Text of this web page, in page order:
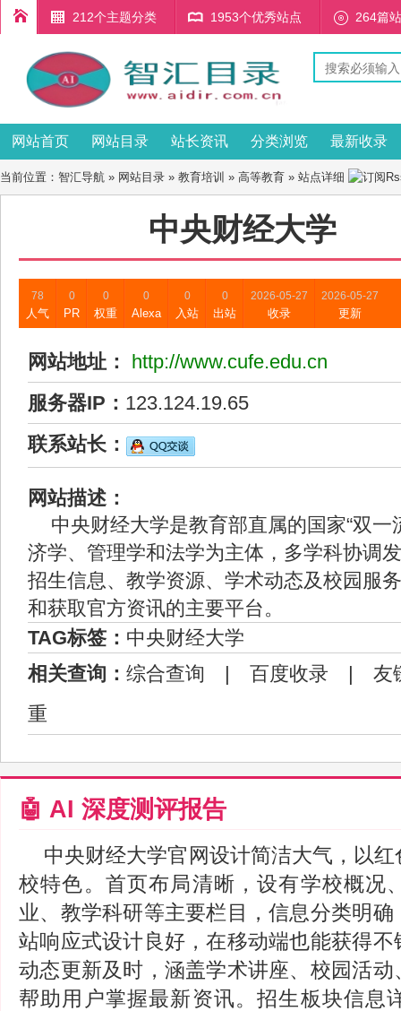
212个主题分类 1953个优秀站点 264篇
网站首页 网站目录 站长资讯 分类浏览 最新收录
当前位置： 智汇导航 » 网站目录 » 教育培训 » 高等教育 » 站点详细
中央财经大学
78
人气
0
PR
0
权重
0
Alexa
0
入站
0
出站
2026-05-27
收录
2026-05-27
更新
网站地址：
http://www.cufe.edu.cn
服务器IP： 123.124.19.65
联系站长：
网站描述：
中央财经大学是教育部直属的国家“双一
济学、管理学和法学为主体，多学科协调
招生信息、教学资源、学术动态及校园服
和获取官方资讯的主要平台。
TAG标签： 中央财经大学
相关查询： 综合查询 | 百度收录 | 友
重
🤖 AI 深度测评报告
中央财经大学官网设计简洁大气，以
校特色。首页布局清晰，设有学校概况
业、教学科研等主要栏目，信息分类明
站响应式设计良好，在移动端也能获得
动态更新及时，涵盖学术讲座、校园活
帮助用户掌握最新资讯。招生板块信息